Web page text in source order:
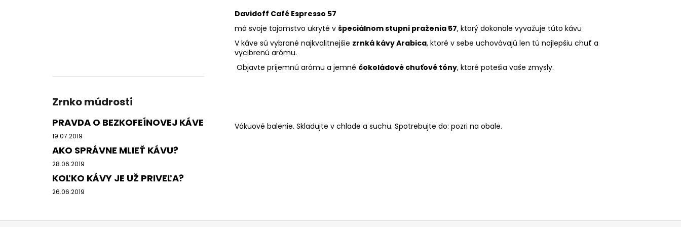
Zrnko múdrosti
PRAVDA O BEZKOFEÍNOVEJ KÁVE
19.07.2019
AKO SPRÁVNE MLIEŤ KÁVU?
28.06.2019
KOĽKO KÁVY JE UŽ PRIVEĽA?
26.06.2019
Davidoff Café Espresso 57
má svoje tajomstvo ukryté v špeciálnom stupni praženia 57, ktorý dokonale vyvažuje túto kávu
V káve sú vybrané najkvalitnejšie zrnká kávy Arabica, ktoré v sebe uchovávajú len tú najlepšiu chuť a
vycibrenú arómu.
Objavte príjemnú arómu a jemné čokoládové chuťové tóny, ktoré potešia vaše zmysly.
Vákuové balenie. Skladujte v chlade a suchu. Spotrebujte do: pozri na obale.